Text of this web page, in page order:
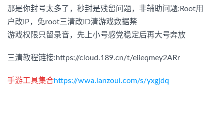
那是你封号太多了，秒封是残留问题，非辅助问题;Root用
户改IP，免root三清改ID清游戏数据禁
游戏权限只留录音，先上小号感党稳定后再大号奔放
三清教程链接:https://cloud.189.cn/t/eiieqmey2ARr
手游工具集合https://wwa.lanzoui.com/s/yxgjdq